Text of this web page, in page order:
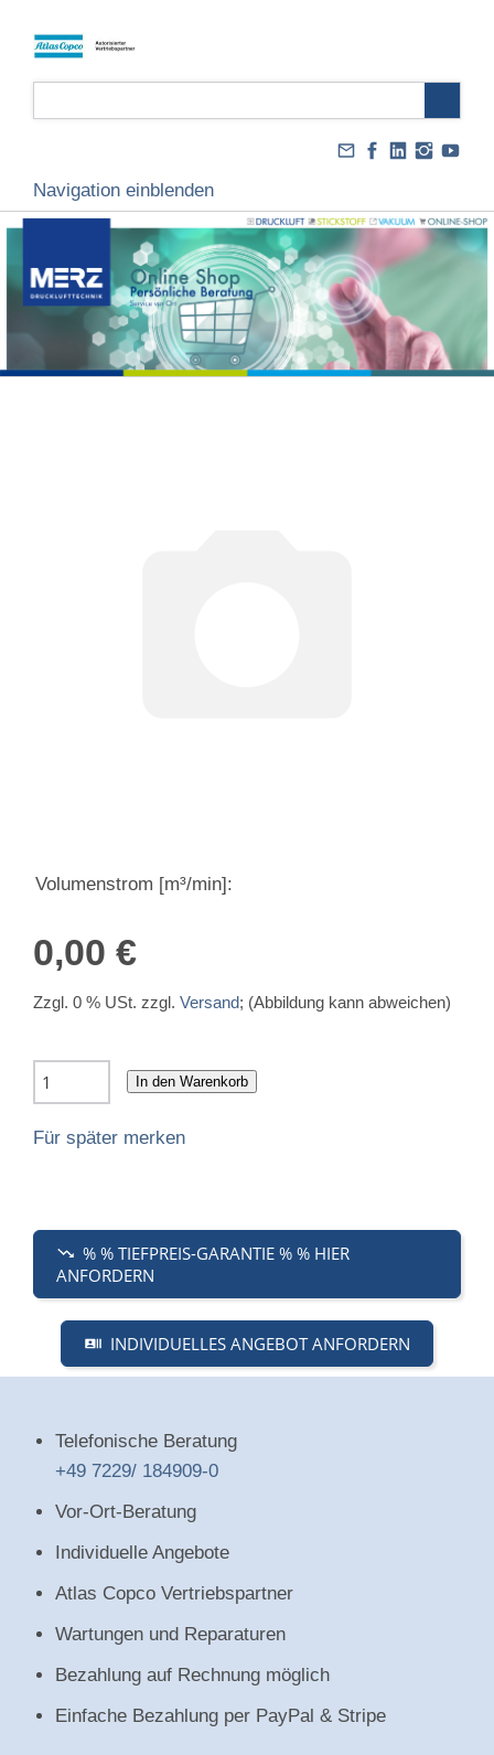
Navigation einblenden
Volumenstrom [m³/min]:
0,00 €
Zzgl. 0 % USt. zzgl. Versand; (Abbildung kann abweichen)
In den Warenkorb
Für später merken
% % TIEFPREIS-GARANTIE % % HIER
ANFORDERN
INDIVIDUELLES ANGEBOT ANFORDERN
Telefonische Beratung
+49 7229/ 184909-0
Vor-Ort-Beratung
Individuelle Angebote
Atlas Copco Vertriebspartner
Wartungen und Reparaturen
Bezahlung auf Rechnung möglich
Einfache Bezahlung per PayPal & Stripe